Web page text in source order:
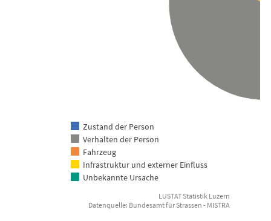
Zustand der Person
Verhalten der Person
Fahrzeug
Infrastruktur und externer Einfluss
Unbekannte Ursache
LUSTAT Statistik Luzern
Datenquelle: Bundesamt für Strassen - MISTRA